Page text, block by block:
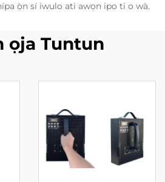
ọ̀n sí iwulo ati awọn ipo ti o wà.
ọja Tuntun